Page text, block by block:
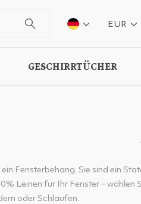
EUR
GESCHIRRTÜCHER
Fensterbehang. Sie sind ein
Leinen für Ihr Fenster – wählen
oder Schlaufen.